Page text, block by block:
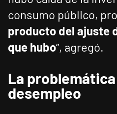
consumo público,
producto del ajuste
que hubo”, agregó.
La
desempleo